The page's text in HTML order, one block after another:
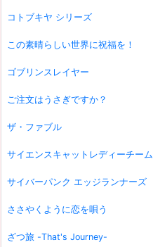
コトブキヤ シリーズ
この素晴らしい世界に祝福を！
ゴブリンスレイヤー
ご注文はうさぎですか？
ザ・ファブル
サイエンスキャットレディーチーム
サイバーパンク エッジランナーズ
ささやくように恋を唄う
ざつ旅 -That's Journey-